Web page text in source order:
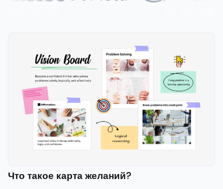
Что такое карта желаний?